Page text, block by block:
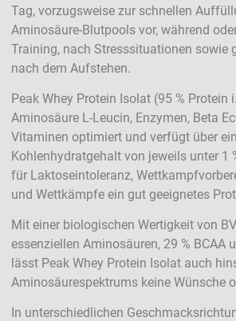
Tag, vorzugsweise zur schnellen
Aminosäure-Blutpools vor, während
Training, nach Stresssituationen sowie
nach dem Aufstehen.
Peak Whey Protein Isolat (95 % Protein
Aminosäure L-Leucin, Enzymen, Beta
Vitaminen optimiert und verfügt über
Kohlenhydratgehalt von jeweils unter 1
für Laktoseintoleranz,
und Wettkämpfe ein gut geeignetes
Mit einer biologischen Wertigkeit von
essenziellen Aminosäuren, 29 % BCAA
lässt Peak Whey Protein Isolat auch
Aminosäurespektrums keine Wünsche
In unterschiedlichen